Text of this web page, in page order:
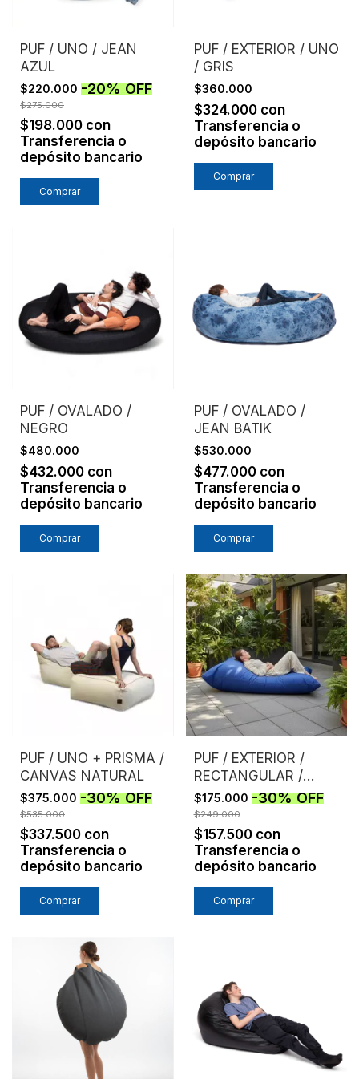
PUF / UNO / JEAN
AZUL
$220.000 -20%OFF
$275.000
$198.000 con
Transferencia o
depósito bancario
PUF / EXTERIOR / UNO
/ GRIS
$360.000
$324.000 con
Transferencia o
depósito bancario
PUF / OVALADO /
NEGRO
$480.000
$432.000 con
Transferencia o
depósito bancario
PUF / OVALADO /
JEAN BATIK
$530.000
$477.000 con
Transferencia o
depósito bancario
PUF / UNO + PRISMA /
CANVAS NATURAL
$375.000 -30%OFF
$535.000
$337.500 con
Transferencia o
depósito bancario
PUF / EXTERIOR /
RECTANGULAR /
AZUL
$175.000 -30%OFF
$249.000
$157.500 con
Transferencia o
depósito bancario